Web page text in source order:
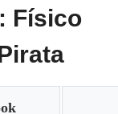
Físico